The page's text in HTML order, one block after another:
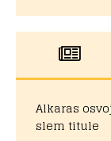
Alkaras
slem titule